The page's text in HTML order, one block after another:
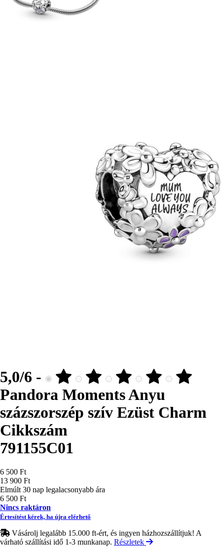
5,0/6 -
Pandora Moments Anyu
százszorszép szív Ezüst Charm
Cikkszám
791155C01
Ár
6 500 Ft
13 900 Ft
Elmúlt 30 nap legalacsonyabb ára
6 500 Ft
Nincs raktáron
Értesítést kérek, ha újra elérhető
Vásárolj legalább 15.000 ft-ért, és ingyen házhozszállítjuk! A
várható szállítási idő 1-3 munkanap. Részletek